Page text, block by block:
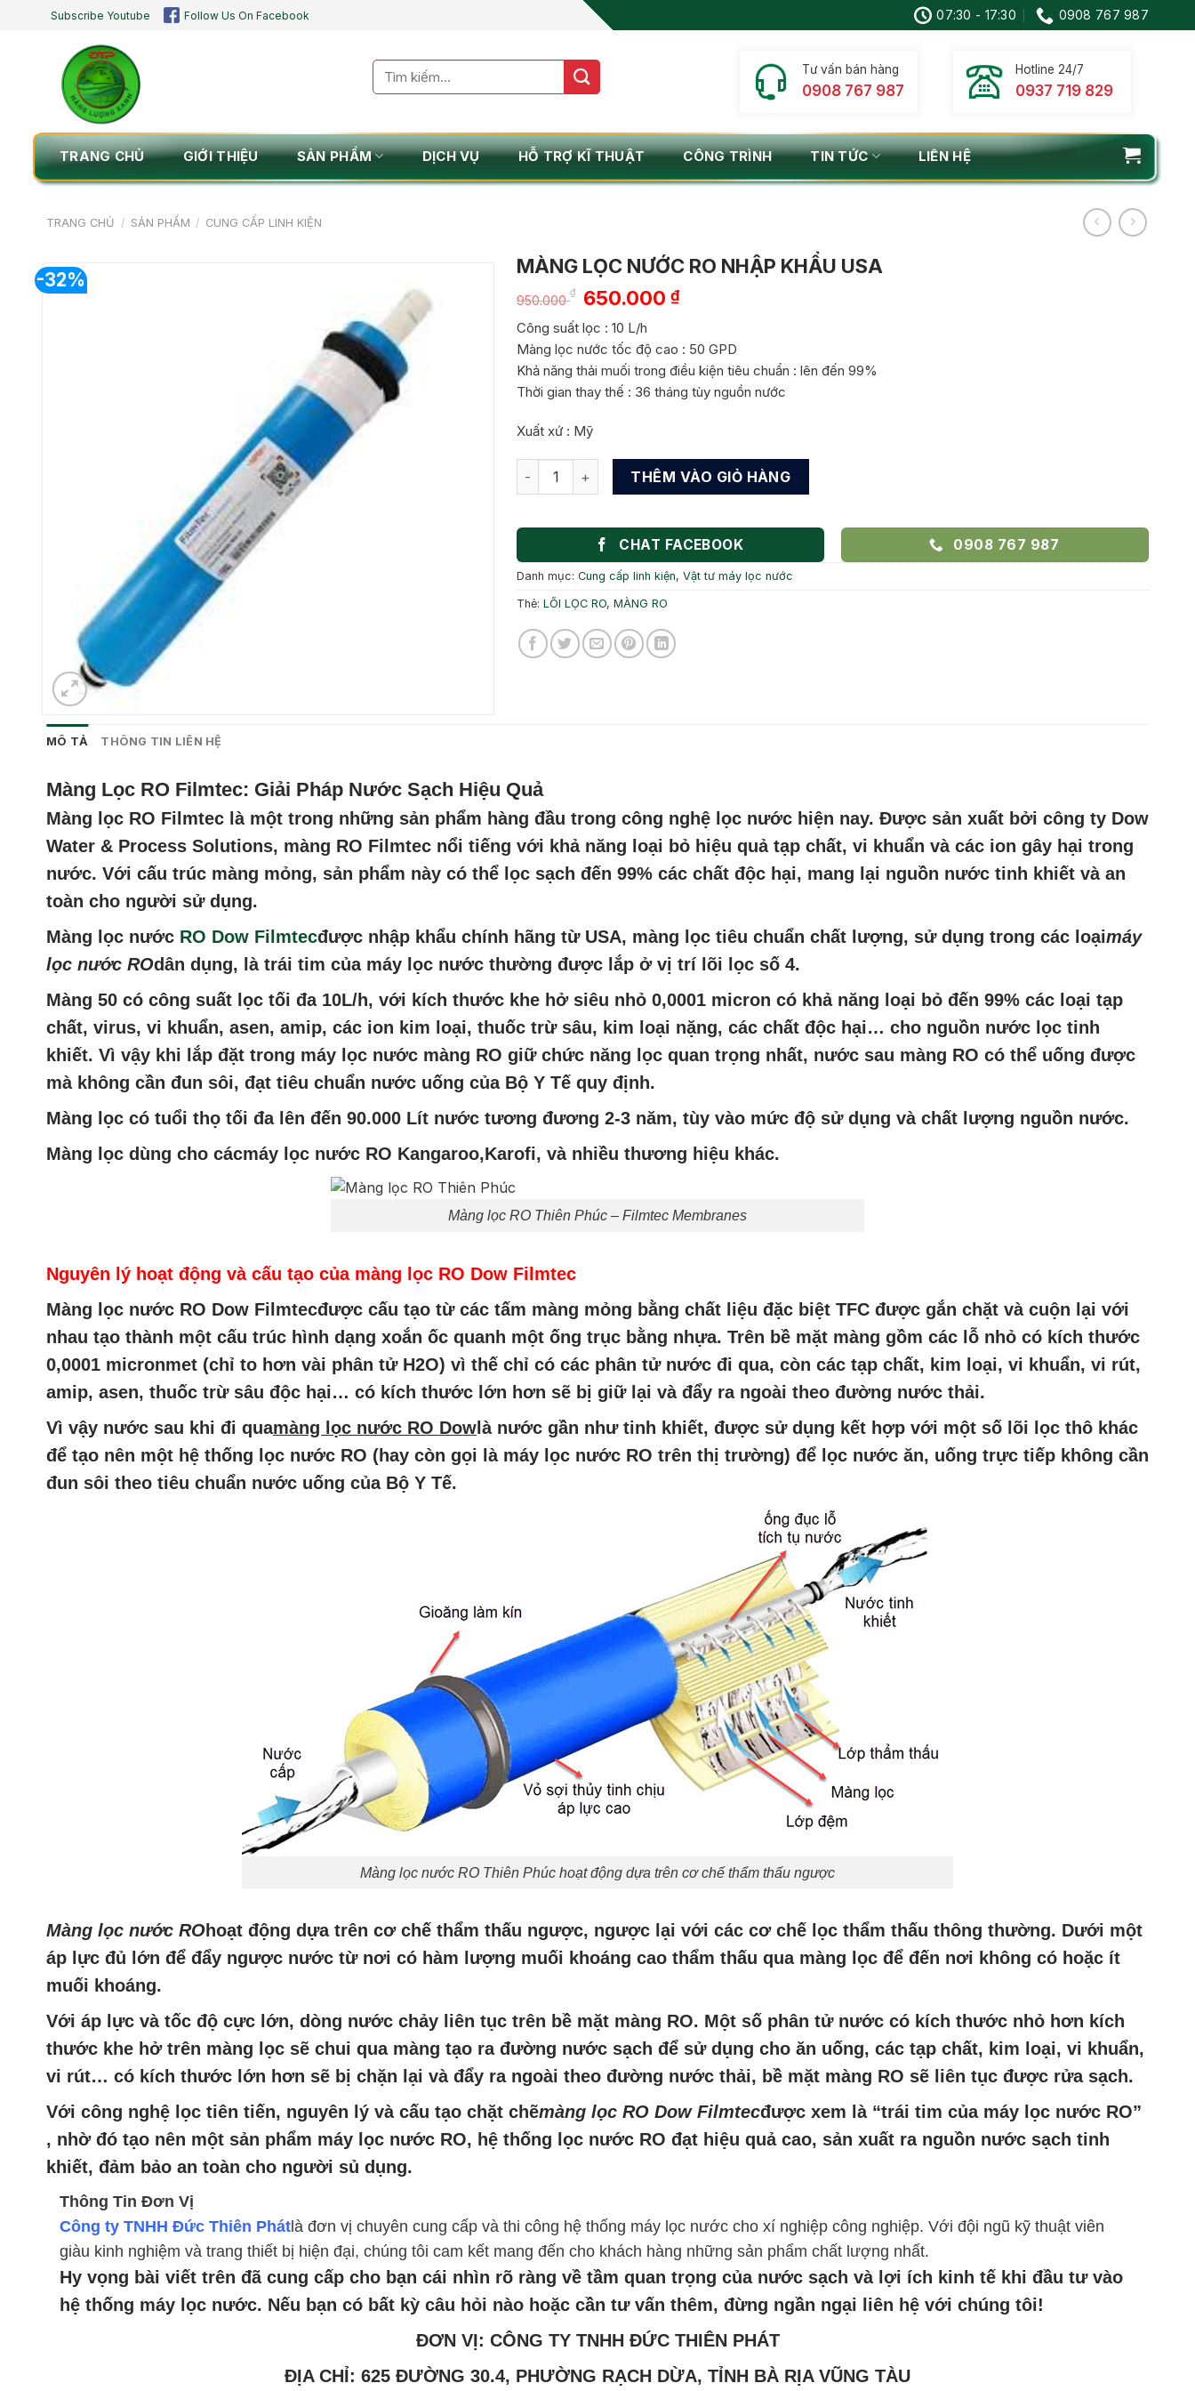
Subscribe Youtube Follow Us On Facebook 07:30 - 17:30 0908 767 987
Tìm
kiếm:
Tư vấn bán hàng
0908 767 987
Hotline 24/7
0937 719 829
TRANG CHỦ GIỚI THIỆU SẢN PHẨM DỊCH VỤ HỖ TRỢ KĨ THUẬT CÔNG TRÌNH TIN TỨC LIÊN HỆ
TRANG CHỦ / SẢN PHẨM / CUNG CẤP LINH KIỆN
-32%
MÀNG LỌC NƯỚC RO NHẬP KHẨU USA
950.000
₫
Giá
là:
950.000 ₫.
650.000₫Giá
là:
650.000 ₫.
Công suất lọc : 10 L/h
Màng lọc nước tốc độ cao : 50 GPD
Khả năng thải muối trong điều kiện tiêu chuẩn : lên đến 99%
Thời gian thay thế : 36 tháng tùy nguồn nước
Xuất xứ : Mỹ
MÀNG LỌC NƯỚC RO NHẬP KHẨU USA số lượng
THÊM VÀO GIỎ HÀNG
CHAT FACEBOOK 0908 767 987
Danh mục:Cung cấp linh kiện,Vật tư máy lọc nước
Thẻ:LÕI LỌC RO,MÀNG RO
MÔ TẢ THÔNG TIN LIÊN HỆ
Màng Lọc RO Filmtec: Giải Pháp Nước Sạch Hiệu Quả
Màng lọc RO Filmtec là một trong những sản phẩm hàng đầu trong công nghệ lọc nước hiện nay. Được sản xuất bởi công ty Dow
Water & Process Solutions, màng RO Filmtec nổi tiếng với khả năng loại bỏ hiệu quả tạp chất, vi khuẩn và các ion gây hại trong
nước. Với cấu trúc màng mỏng, sản phẩm này có thể lọc sạch đến 99% các chất độc hại, mang lại nguồn nước tinh khiết và an
toàn cho người sử dụng.
Màng lọc nước RO Dow Filmtecđược nhập khẩu chính hãng từ USA, màng lọc tiêu chuẩn chất lượng, sử dụng trong các loạimáy
lọc nước ROdân dụng, là trái tim của máy lọc nước thường được lắp ở vị trí lõi lọc số 4.
Màng 50 có công suất lọc tối đa 10L/h, với kích thước khe hở siêu nhỏ 0,0001 micron có khả năng loại bỏ đến 99% các loại tạp
chất, virus, vi khuẩn, asen, amip, các ion kim loại, thuốc trừ sâu, kim loại nặng, các chất độc hại… cho nguồn nước lọc tinh
khiết. Vì vậy khi lắp đặt trong máy lọc nước màng RO giữ chức năng lọc quan trọng nhất, nước sau màng RO có thể uống được
mà không cần đun sôi, đạt tiêu chuẩn nước uống của Bộ Y Tế quy định.
Màng lọc có tuổi thọ tối đa lên đến 90.000 Lít nước tương đương 2-3 năm, tùy vào mức độ sử dụng và chất lượng nguồn nước.
Màng lọc dùng cho cácmáy lọc nước RO Kangaroo,Karofi, và nhiều thương hiệu khác.
Màng lọc RO Thiên Phúc – Filmtec Membranes
Nguyên lý hoạt động và cấu tạo của màng lọc RO Dow Filmtec
Màng lọc nước RO Dow Filmtecđược cấu tạo từ các tấm màng mỏng bằng chất liệu đặc biệt TFC được gắn chặt và cuộn lại với
nhau tạo thành một cấu trúc hình dạng xoắn ốc quanh một ống trục bằng nhựa. Trên bề mặt màng gồm các lỗ nhỏ có kích thước
0,0001 micronmet (chỉ to hơn vài phân tử H2O) vì thế chỉ có các phân tử nước đi qua, còn các tạp chất, kim loại, vi khuẩn, vi rút,
amip, asen, thuốc trừ sâu độc hại… có kích thước lớn hơn sẽ bị giữ lại và đẩy ra ngoài theo đường nước thải.
Vì vậy nước sau khi đi quamàng lọc nước RO Dow là nước gần như tinh khiết, được sử dụng kết hợp với một số lõi lọc thô khác
để tạo nên một hệ thống lọc nước RO (hay còn gọi là máy lọc nước RO trên thị trường) để lọc nước ăn, uống trực tiếp không cần
đun sôi theo tiêu chuẩn nước uống của Bộ Y Tế.
Màng lọc nước RO Thiên Phúc hoạt động dựa trên cơ chế thẩm thấu ngược
Màng lọc nước ROhoạt động dựa trên cơ chế thẩm thấu ngược, ngược lại với các cơ chế lọc thẩm thấu thông thường. Dưới một
áp lực đủ lớn để đẩy ngược nước từ nơi có hàm lượng muối khoáng cao thẩm thấu qua màng lọc để đến nơi không có hoặc ít
muối khoáng.
Với áp lực và tốc độ cực lớn, dòng nước chảy liên tục trên bề mặt màng RO. Một số phân tử nước có kích thước nhỏ hơn kích
thước khe hở trên màng lọc sẽ chui qua màng tạo ra đường nước sạch để sử dụng cho ăn uống, các tạp chất, kim loại, vi khuẩn,
vi rút… có kích thước lớn hơn sẽ bị chặn lại và đẩy ra ngoài theo đường nước thải, bề mặt màng RO sẽ liên tục được rửa sạch.
Với công nghệ lọc tiên tiến, nguyên lý và cấu tạo chặt chẽmàng lọc RO Dow Filmtecđược xem là “trái tim của máy lọc nước RO”
, nhờ đó tạo nên một sản phẩm máy lọc nước RO, hệ thống lọc nước RO đạt hiệu quả cao, sản xuất ra nguồn nước sạch tinh
khiết, đảm bảo an toàn cho người sủ dụng.
Thông Tin Đơn Vị
Công ty TNHH Đức Thiên Phát là đơn vị chuyên cung cấp và thi công hệ thống máy lọc nước cho xí nghiệp công nghiệp. Với đội ngũ kỹ thuật viên
giàu kinh nghiệm và trang thiết bị hiện đại, chúng tôi cam kết mang đến cho khách hàng những sản phẩm chất lượng nhất.
Hy vọng bài viết trên đã cung cấp cho bạn cái nhìn rõ ràng về tầm quan trọng của nước sạch và lợi ích kinh tế khi đầu tư vào
hệ thống máy lọc nước. Nếu bạn có bất kỳ câu hỏi nào hoặc cần tư vấn thêm, đừng ngần ngại liên hệ với chúng tôi!
ĐƠN VỊ: CÔNG TY TNHH ĐỨC THIÊN PHÁT
ĐỊA CHỈ: 625 ĐƯỜNG 30.4, PHƯỜNG RẠCH DỪA, TỈNH BÀ RỊA VŨNG TÀU